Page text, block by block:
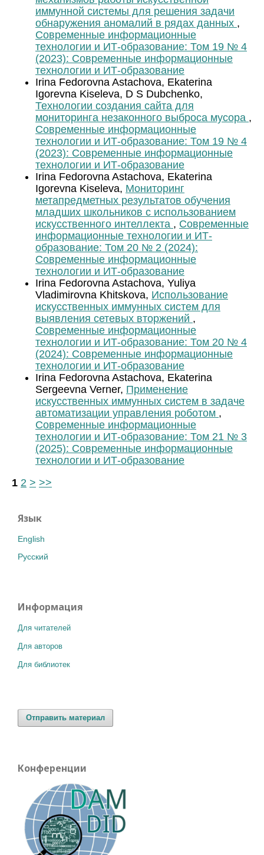
иммунной системы для решения задачи
обнаружения аномалий в рядах данных ,
Современные информационные
технологии и ИТ-образование: Том 19 № 4
(2023): Современные информационные
технологии и ИТ-образование
Irina Fedorovna Astachova, Ekaterina
Igorevna Kiseleva, D S Dubchenko,
Технологии создания сайта для
мониторинга незаконного выброса мусора ,
Современные информационные
технологии и ИТ-образование: Том 19 № 4
(2023): Современные информационные
технологии и ИТ-образование
Irina Fedorovna Astachova, Ekaterina
Igorevna Kiseleva, Мониторинг
метапредметных результатов обучения
младших школьников с использованием
искусственного интеллекта , Современные
информационные технологии и ИТ-
образование: Том 20 № 2 (2024):
Современные информационные
технологии и ИТ-образование
Irina Fedorovna Astachova, Yuliya
Vladimirovna Khitskova, Использование
искусственных иммунных систем для
выявления сетевых вторжений ,
Современные информационные
технологии и ИТ-образование: Том 20 № 4
(2024): Современные информационные
технологии и ИТ-образование
Irina Fedorovna Astachova, Ekaterina
Sergeevna Verner, Применение
искусственных иммунных систем в задаче
автоматизации управления роботом ,
Современные информационные
технологии и ИТ-образование: Том 21 № 3
(2025): Современные информационные
технологии и ИТ-образование
1 2 > >>
Язык
English
Русский
Информация
Для читателей
Для авторов
Для библиотек
Отправить материал
Конференции